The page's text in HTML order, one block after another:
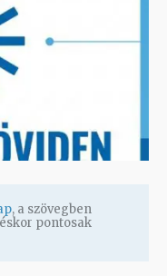
, a szövegben
pontosak